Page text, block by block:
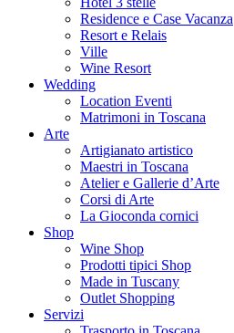
Residence e Case Vacanza
Resort e Relais
Ville
Wine Resort
Wedding
Location Eventi
Matrimoni in Toscana
Arte
Artigianato artistico
Maestri in Toscana
Atelier e Gallerie d’Arte
Corsi di Arte
La Gioconda cornici
Shop
Wine Shop
Prodotti tipici Shop
Made in Tuscany
Outlet Shopping
Servizi